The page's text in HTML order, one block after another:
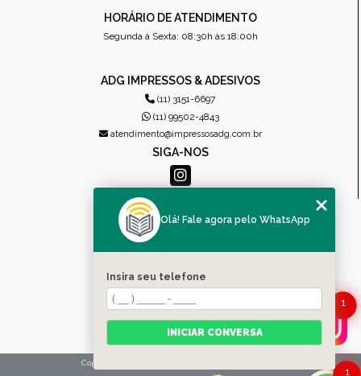
HORÁRIO DE ATENDIMENTO
Segunda à Sexta: 08:30h às 18:00h
ADG IMPRESSOS & ADESIVOS
(11) 3151-6697
(11) 99502-4843
atendimento@impressosadg.com.br
SIGA-NOS
MENU
QUEM SOMOS
PRODUTOS
CONTATO
CATEGORIAS
MAPA DO SITE
Copyright © Impressos ADG. (Lei 9610 de 19/02/1998)
1
1
Olá! Fale agora pelo WhatsApp
Insira seu telefone
INICIAR CONVERSA